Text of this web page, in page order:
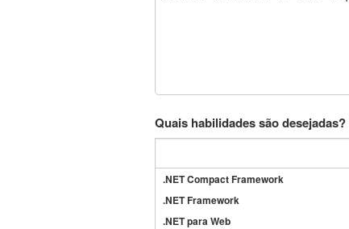
Quais habilidades são desejadas?
.NET Compact Framework
.NET Framework
.NET para Web